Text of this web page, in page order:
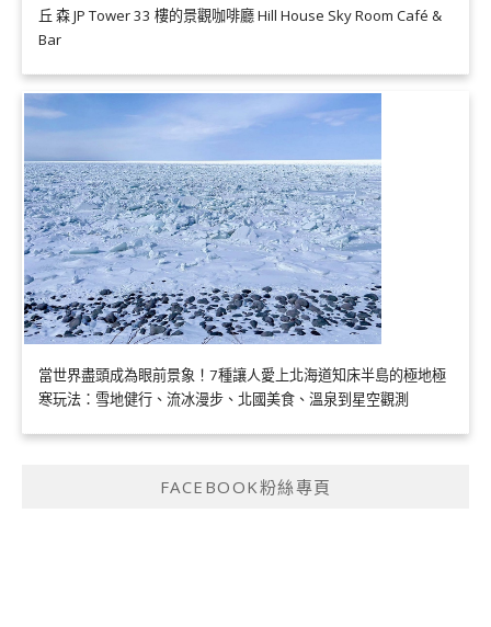
丘 森 JP Tower 33 樓的景觀咖啡廳 Hill House Sky Room Café &
Bar
當世界盡頭成為眼前景象！7種讓人愛上北海道知床半島的極地極
寒玩法：雪地健行、流冰漫步、北國美食、溫泉到星空觀測
FACEBOOK粉絲專頁